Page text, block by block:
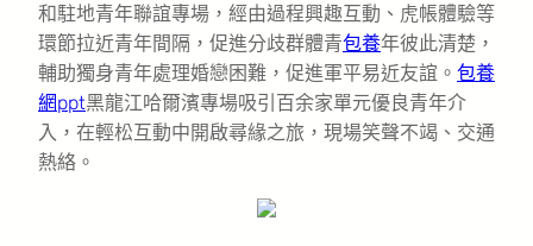
和駐地青年聯誼專場，經由過程興趣互動、虎帳體驗等
環節拉近青年間隔，促進分歧群體青包養年彼此清楚，
輔助獨身青年處理婚戀困難，促進軍平易近友誼。 包養
網ppt黑龍江哈爾濱專場吸引百余家單元優良青年介
入，在輕松互動中開啟尋緣之旅，現場笑聲不竭、交通
熱絡。